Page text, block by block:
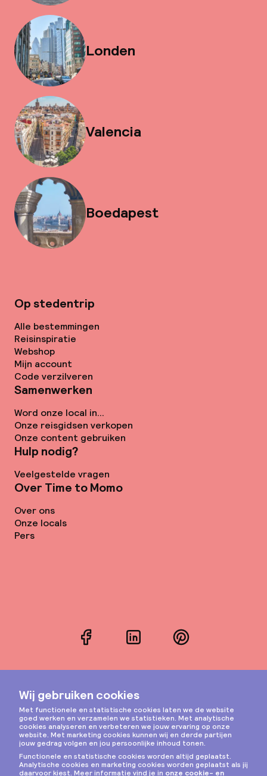
Londen
Valencia
Boedapest
Op stedentrip
Alle bestemmingen
Reisinspiratie
Webshop
Mijn account
Code verzilveren
Samenwerken
Word onze local in...
Onze reisgidsen verkopen
Onze content gebruiken
Hulp nodig?
Veelgestelde vragen
Over Time to Momo
Over ons
Onze locals
Pers
FacebookLinkedInPinterest
Instagram